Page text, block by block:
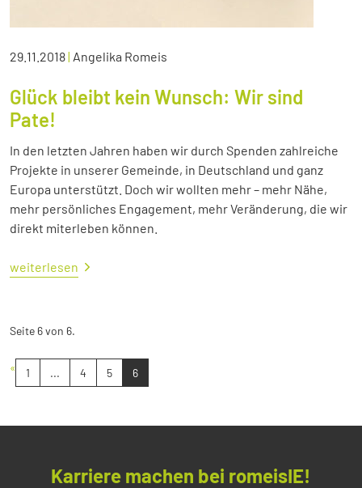
29.11.2018| Angelika Romeis
Glück bleibt kein Wunsch: Wir sind
Pate!
In den letzten Jahren haben wir durch Spenden zahlreiche
Projekte in unserer Gemeinde, in Deutschland und ganz
Europa unterstützt. Doch wir wollten mehr – mehr Nähe,
mehr persönliches Engagement, mehr Veränderung, die wir
direkt miterleben können.
weiterlesen
Seite 6 von 6.
« 1 ... 4 5 6
Karriere machen bei romeisIE!